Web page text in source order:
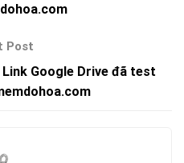
Google Drive đã test